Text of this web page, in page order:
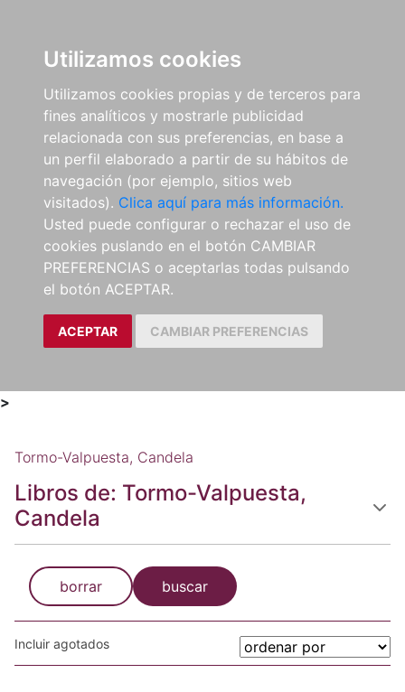
Utilizamos cookies
Utilizamos cookies propias y de terceros para
fines analíticos y mostrarle publicidad
relacionada con sus preferencias, en base a
un perfil elaborado a partir de su hábitos de
navegación (por ejemplo, sitios web
visitados). Clica aquí para más información.
Usted puede configurar o rechazar el uso de
cookies puslando en el botón CAMBIAR
PREFERENCIAS o aceptarlas todas pulsando
el botón ACEPTAR.
ACEPTAR CAMBIAR PREFERENCIAS
>
Tormo-Valpuesta, Candela
Libros de: Tormo-Valpuesta,
Candela
borrar buscar
Incluir agotados